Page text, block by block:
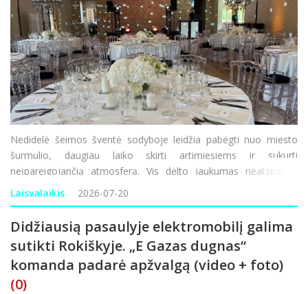
Nedidelė šeimos šventė sodyboje leidžia pabėgti nuo miesto
šurmulio, daugiau laiko skirti artimiesiems ir sukurti
neįpareigojančią atmosferą. Vis dėlto jaukumas neatsiranda
savaime. Kad gerai jaustųsi ir vaikai, ir suaugusieji, reikia
apgalvoti erdvę, šventės laiką, maist
Laisvalaikis 2026-07-20
Didžiausią pasaulyje elektromobilį galima
sutikti Rokiškyje. „E Gazas dugnas“
komanda padarė apžvalgą (video + foto)
(0)